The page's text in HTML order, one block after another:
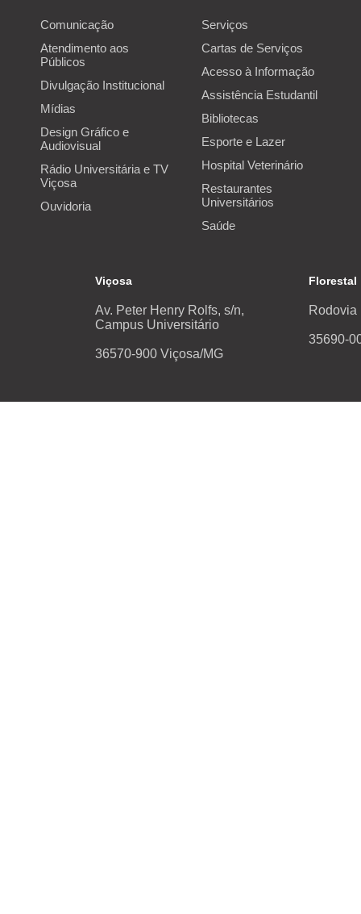
Comunicação
Atendimento aos
Públicos
Divulgação Institucional
Mídias
Design Gráfico e
Audiovisual
Rádio Universitária e TV
Viçosa
Ouvidoria
Serviços
Cartas de Serviços
Acesso à Informação
Assistência Estudantil
Bibliotecas
Esporte e Lazer
Hospital Veterinário
Restaurantes
Universitários
Saúde
Viçosa
Av. Peter Henry Rolfs, s/n,
Campus Universitário
36570-900 Viçosa/MG
Florestal
Rodovia
35690-